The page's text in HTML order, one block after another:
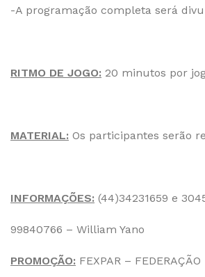
-A programação completa será
RITMO DE JOGO: 20 minutos por
MATERIAL: Os participantes serão
INFORMAÇÕES: (44)34231659 e
99840766 – William Yano
PROMOÇÃO: FEXPAR –